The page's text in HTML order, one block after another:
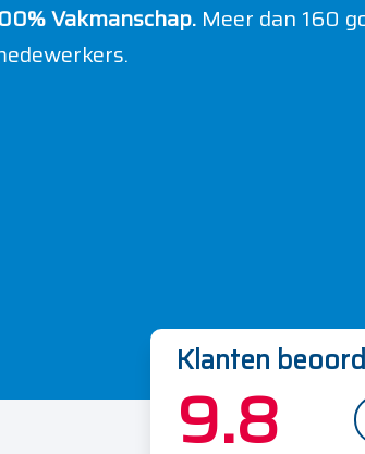
Vakmanschap. Meer dan 160
Klanten
9.8